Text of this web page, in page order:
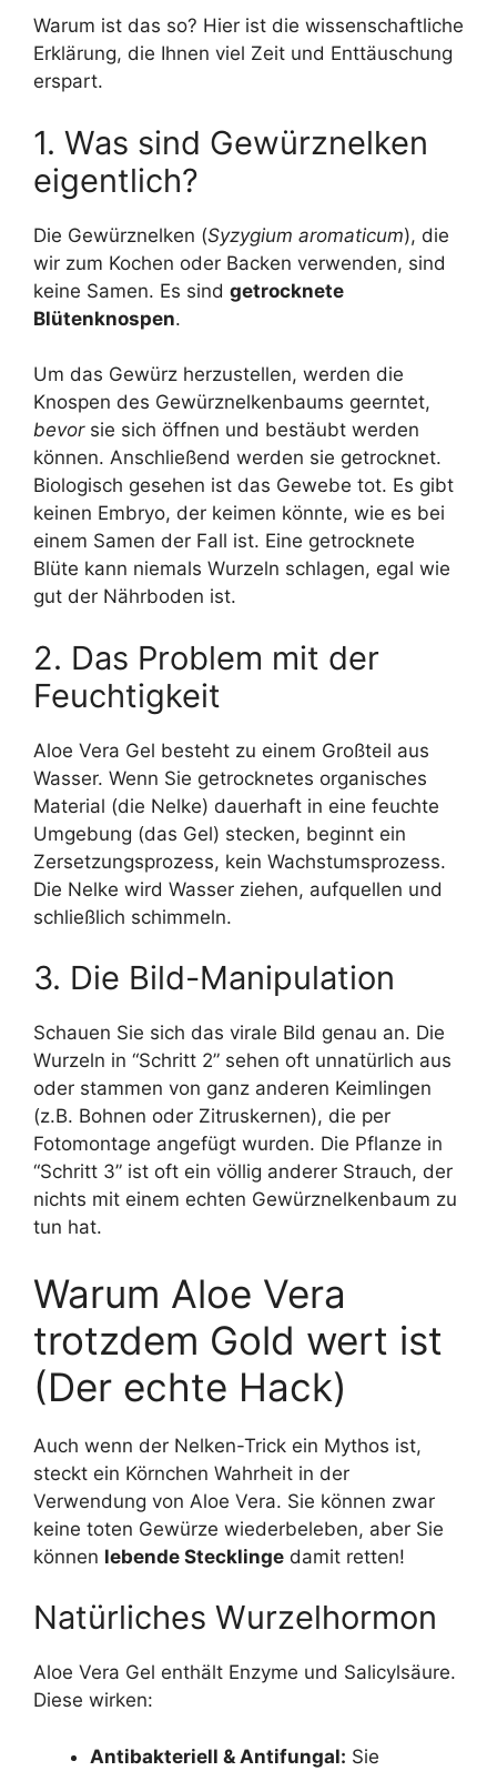
Warum ist das so? Hier ist die wissenschaftliche
Erklärung, die Ihnen viel Zeit und Enttäuschung
erspart.
1. Was sind Gewürznelken
eigentlich?
Die Gewürznelken (Syzygium aromaticum), die
wir zum Kochen oder Backen verwenden, sind
keine Samen. Es sind getrocknete
Blütenknospen.
Um das Gewürz herzustellen, werden die
Knospen des Gewürznelkenbaums geerntet,
bevorsie sich öffnen und bestäubt werden
können. Anschließend werden sie getrocknet.
Biologisch gesehen ist das Gewebe tot. Es gibt
keinen Embryo, der keimen könnte, wie es bei
einem Samen der Fall ist. Eine getrocknete
Blüte kann niemals Wurzeln schlagen, egal wie
gut der Nährboden ist.
2. Das Problem mit der
Feuchtigkeit
Aloe Vera Gel besteht zu einem Großteil aus
Wasser. Wenn Sie getrocknetes organisches
Material (die Nelke) dauerhaft in eine feuchte
Umgebung (das Gel) stecken, beginnt ein
Zersetzungsprozess, kein Wachstumsprozess.
Die Nelke wird Wasser ziehen, aufquellen und
schließlich schimmeln.
3. Die Bild-Manipulation
Schauen Sie sich das virale Bild genau an. Die
Wurzeln in “Schritt 2” sehen oft unnatürlich aus
oder stammen von ganz anderen Keimlingen
(z.B. Bohnen oder Zitruskernen), die per
Fotomontage angefügt wurden. Die Pflanze in
“Schritt 3” ist oft ein völlig anderer Strauch, der
nichts mit einem echten Gewürznelkenbaum zu
tun hat.
Warum Aloe Vera
trotzdem Gold wert ist
(Der echte Hack)
Auch wenn der Nelken-Trick ein Mythos ist,
steckt ein Körnchen Wahrheit in der
Verwendung von Aloe Vera. Sie können zwar
keine toten Gewürze wiederbeleben, aber Sie
können lebende Stecklinge damit retten!
Natürliches Wurzelhormon
Aloe Vera Gel enthält Enzyme und Salicylsäure.
Diese wirken:
Antibakteriell & Antifungal: Sie